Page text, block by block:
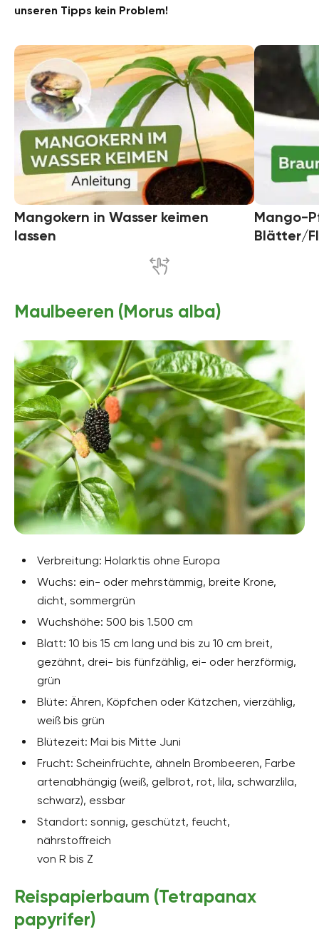
unseren Tipps kein Problem!
Mangokern in Wasser keimen
lassen
Mango-
Blätter/
Maulbeeren (Morus alba)
Verbreitung: Holarktis ohne Europa
Wuchs: ein- oder mehrstämmig, breite Krone,
dicht, sommergrün
Wuchshöhe: 500 bis 1.500 cm
Blatt: 10 bis 15 cm lang und bis zu 10 cm breit,
gezähnt, drei- bis fünfzählig, ei- oder herzförmig,
grün
Blüte: Ähren, Köpfchen oder Kätzchen, vierzählig,
weiß bis grün
Blütezeit: Mai bis Mitte Juni
Frucht: Scheinfrüchte, ähneln Brombeeren, Farbe
artenabhängig (weiß, gelbrot, rot, lila, schwarzlila,
schwarz), essbar
Standort: sonnig, geschützt, feucht,
nährstoffreich
von R bis Z
Reispapierbaum (Tetrapanax
papyrifer)